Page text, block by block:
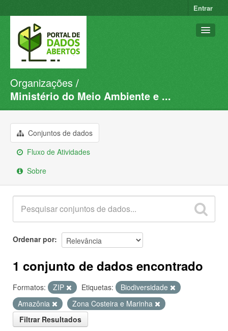
Entrar
Conjuntos de dados
Organizações
Sobre
Organizações
Ministério do Meio Ambiente e ...
Conjuntos de dados
Fluxo de Atividades
Sobre
Ordenar por
1 conjunto de dados encontrado
Formatos: ZIP Etiquetas:
Biodiversidade
Amazônia
Zona Costeira e Marinha
Filtrar Resultados